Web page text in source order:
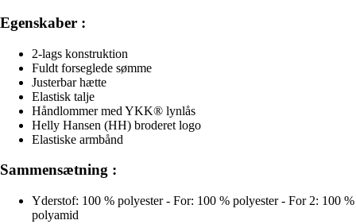
Egenskaber :
2-lags konstruktion
Fuldt forseglede sømme
Justerbar hætte
Elastisk talje
Håndlommer med YKK® lynlås
Helly Hansen (HH) broderet logo
Elastiske armbånd
Sammensætning :
Yderstof: 100 % polyester - For: 100 % polyester - For 2: 100 %
polyamid